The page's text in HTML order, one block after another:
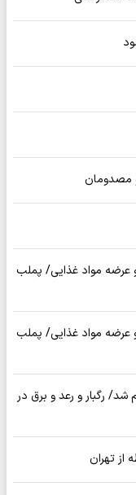
و مصدومان
عرضه مواد غذایی/ پملب
عرضه مواد غذایی/ پملب
رگبار و رعد و برق در
از تهران